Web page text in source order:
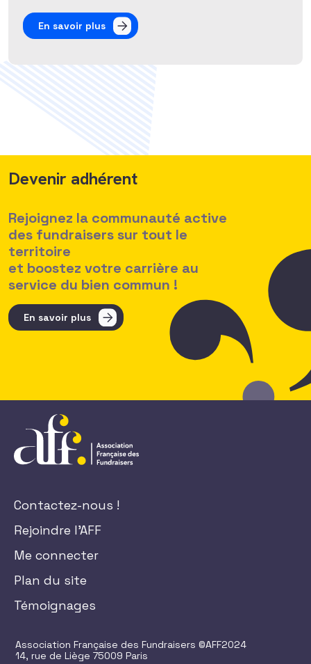
En savoir plus
Devenir adhérent
Rejoignez la communauté active
des fundraisers sur tout le
territoire
et boostez votre carrière au
service du bien commun !
En savoir plus
Contactez-nous !
Rejoindre l'AFF
Me connecter
Plan du site
Témoignages
Association Française des Fundraisers ©AFF2024
14, rue de Liège 75009 Paris